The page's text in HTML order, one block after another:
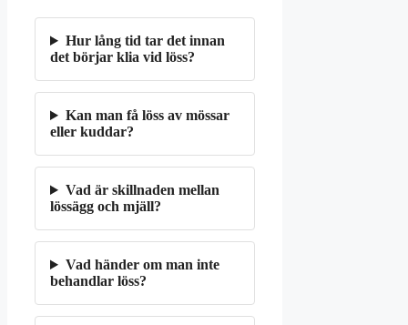
Hur lång tid tar det innan
det börjar klia vid löss?
Kan man få löss av mössar
eller kuddar?
Vad är skillnaden mellan
lössägg och mjäll?
Vad händer om man inte
behandlar löss?